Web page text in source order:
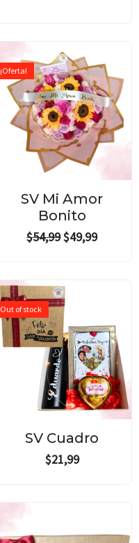
¡Oferta!
SV Mi Amor
Bonito
$54,99
Original
price
was:
$54,99.
$49,99
price
is:
$49,99.
Out of stock
SV Cuadro
$21,99